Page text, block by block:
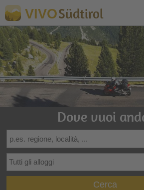
VIVOSüdtirol
Dove vuoi
Cerca